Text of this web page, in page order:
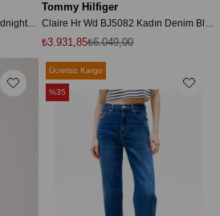
728 Yüksek Bel Geniş Paça Midnight Yıkama Kadın Jean
Tommy Hilfiger
Claire Hr Wd BJ5082 Kadın Denim Black Jean
₺3.931,85₺6.049,00
Ücretsiz Kargo
%35